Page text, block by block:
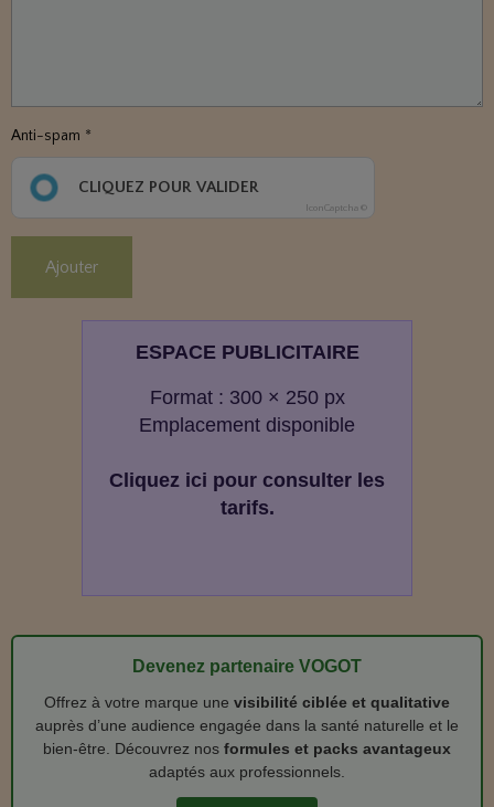
Anti-spam
CLIQUEZ POUR VALIDER
IconCaptcha ©
Ajouter
ESPACE PUBLICITAIRE
Format : 300 × 250 px
Emplacement disponible
Cliquez ici pour consulter les
tarifs.
Devenez partenaire VOGOT
Offrez à votre marque une visibilité ciblée et qualitative
auprès d’une audience engagée dans la santé naturelle et le
bien‑être. Découvrez nos formules et packs avantageux
adaptés aux professionnels.